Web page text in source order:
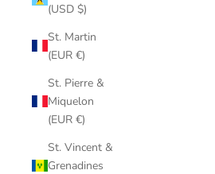
(USD $)
St. Martin
(EUR €)
St. Pierre &
Miquelon
(EUR €)
St. Vincent &
Grenadines